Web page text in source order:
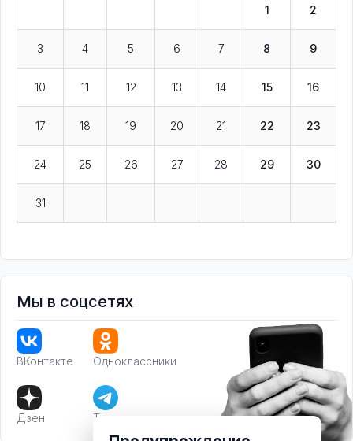
1 2
3 4 5 6 7 8 9
10 11 12 13 14 15 16
17 18 19 20 21 22 23
24 25 26 27 28 29 30
31
Мы в соцсетях
ВКонтакте Одноклассники
Дзен Телеграм